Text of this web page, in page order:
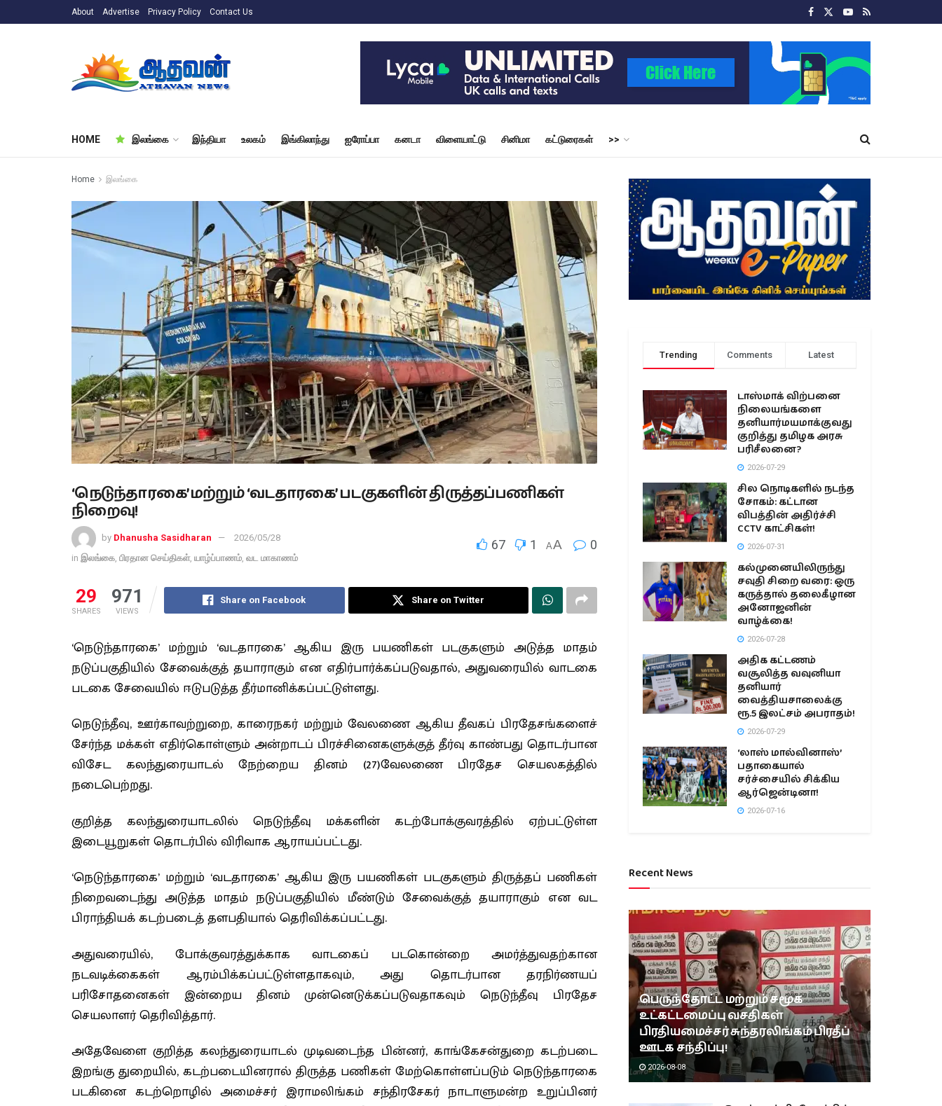
About Advertise Privacy Policy Contact Us
HOME இலங்கை இந்தியா உலகம் இங்கிலாந்து ஐரோப்பா கனடா விளையாட்டு சினிமா கட்டுரைகள் >>
Home இலங்கை
‘நெடுந்தாரகை’ மற்றும் ‘வடதாரகை’ படகுகளின் திருத்தப்பணிகள்
நிறைவு!
by Dhanusha Sasidharan
2026/05/28
in இலங்கை பிரதான செய்திகள், யாழ்ப்பாணம் வட மாகாணம்
67 1 AA 0
29
SHARES
971
VIEWS
Share on Facebook Share on Twitter
‘நெடுந்தாரகை’ மற்றும் ‘வடதாரகை’ ஆகிய இரு பயணிகள் படகுகளும் அடுத்த மாதம்
நடுப்பகுதியில் சேவைக்குத் தயாராகும் என எதிர்பார்க்கப்படுவதால், அதுவரையில் வாடகை
படகை சேவையில் ஈடுபடுத்த தீர்மானிக்கப்பட்டுள்ளது.
நெடுந்தீவு, ஊர்காவற்றுறை, காரைநகர் மற்றும் வேலணை ஆகிய தீவகப் பிரதேசங்களைச்
சேர்ந்த மக்கள் எதிர்கொள்ளும் அன்றாடப் பிரச்சினைகளுக்குத் தீர்வு காண்பது தொடர்பான
விசேட கலந்துரையாடல் நேற்றைய தினம் (27)வேலணை பிரதேச செயலகத்தில்
நடைபெற்றது.
குறித்த கலந்துரையாடலில் நெடுந்தீவு மக்களின் கடற்போக்குவரத்தில் ஏற்பட்டுள்ள
இடையூறுகள் தொடர்பில் விரிவாக ஆராயப்பட்டது.
‘நெடுந்தாரகை’ மற்றும் ‘வடதாரகை’ ஆகிய இரு பயணிகள் படகுகளும் திருத்தப் பணிகள்
நிறைவடைந்து அடுத்த மாதம் நடுப்பகுதியில் மீண்டும் சேவைக்குத் தயாராகும் என வட
பிராந்தியக் கடற்படைத் தளபதியால் தெரிவிக்கப்பட்டது.
அதுவரையில், போக்குவரத்துக்காக வாடகைப் படகொன்றை அமர்த்துவதற்கான
நடவடிக்கைகள் ஆரம்பிக்கப்பட்டுள்ளதாகவும், அது தொடர்பான தரநிர்ணயப்
பரிசோதனைகள் இன்றைய தினம் முன்னெடுக்கப்படுவதாகவும் நெடுந்தீவு பிரதேச
செயலாளர் தெரிவித்தார்.
அதேவேளை குறித்த கலந்துரையாடல் முடிவடைந்த பின்னர், காங்கேசன்துறை கடற்படை
இறங்கு துறையில், கடற்படையினரால் திருத்த பணிகள் மேற்கொள்ளப்படும் நெடுந்தாரகை
படகினை கடற்றொழில் அமைச்சர் இராமலிங்கம் சந்திரசேகர் நாடாளுமன்ற உறுப்பினர்
Trending Comments Latest
டாஸ்மாக் விற்பனை
நிலையங்களை
தனியார்மயமாக்குவது
குறித்து தமிழக அரசு
பரிசீலனை?
2026-07-29
சில நொடிகளில் நடந்த
சோகம்: கட்டான
விபத்தின் அதிர்ச்சி
CCTV காட்சிகள்!
2026-07-31
கல்முனையிலிருந்து
சவுதி சிறை வரை: ஒரு
கருத்தால் தலைகீழான
அனோஜனின்
வாழ்க்கை!
2026-07-28
அதிக கட்டணம்
வசூலித்த வவுனியா
தனியார்
வைத்தியசாலைக்கு
ரூ.5 இலட்சம் அபராதம்!
2026-07-29
‘லாஸ் மால்வினாஸ்’
பதாகையால்
சர்ச்சையில் சிக்கிய
ஆர்ஜென்டினா!
2026-07-16
Recent News
பெருந்தோட்ட மற்றும் சமூக
உட்கட்டமைப்பு வசதிகள்
பிரதியமைச்சர் சுந்தரலிங்கம் பிரதீப்
ஊடக சந்திப்பு!
2026-08-08